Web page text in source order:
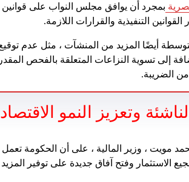
بمجرد أن يوافق مجلس النواب على قوانين
التنفيذية والقرارات اللازمة.
أيضًا المزيد من المنشآت ، مثل عدم
من 2020 إلى 2024 ، بالإضافة إلى تسوية النزاعات المتعلقة
وتعزيز النمو
مويت ، وزير المالية ، على أن الحكومة تعمل
الاستثمار وفتح آفاق جديدة على توفير